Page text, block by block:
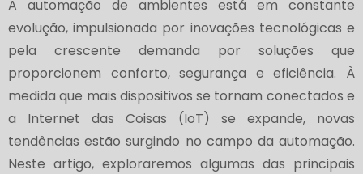
A automação de ambientes está em constante
evolução, impulsionada por inovações tecnológicas e
pela crescente demanda por soluções que
proporcionem conforto, segurança e eficiência. À
medida que mais dispositivos se tornam conectados e
a Internet das Coisas (IoT) se expande, novas
tendências estão surgindo no campo da automação.
Neste artigo, exploraremos algumas das principais